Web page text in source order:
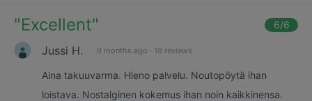
"Excellent" 6/6
Jussi H. 9 months ago · 18 reviews
Aina takuuvarma. Hieno palvelu. Noutopöytä ihan
loistava. Nostalginen kokemus ihan noin kaikkinensa.